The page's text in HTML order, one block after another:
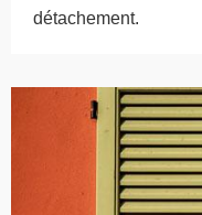
détachement.